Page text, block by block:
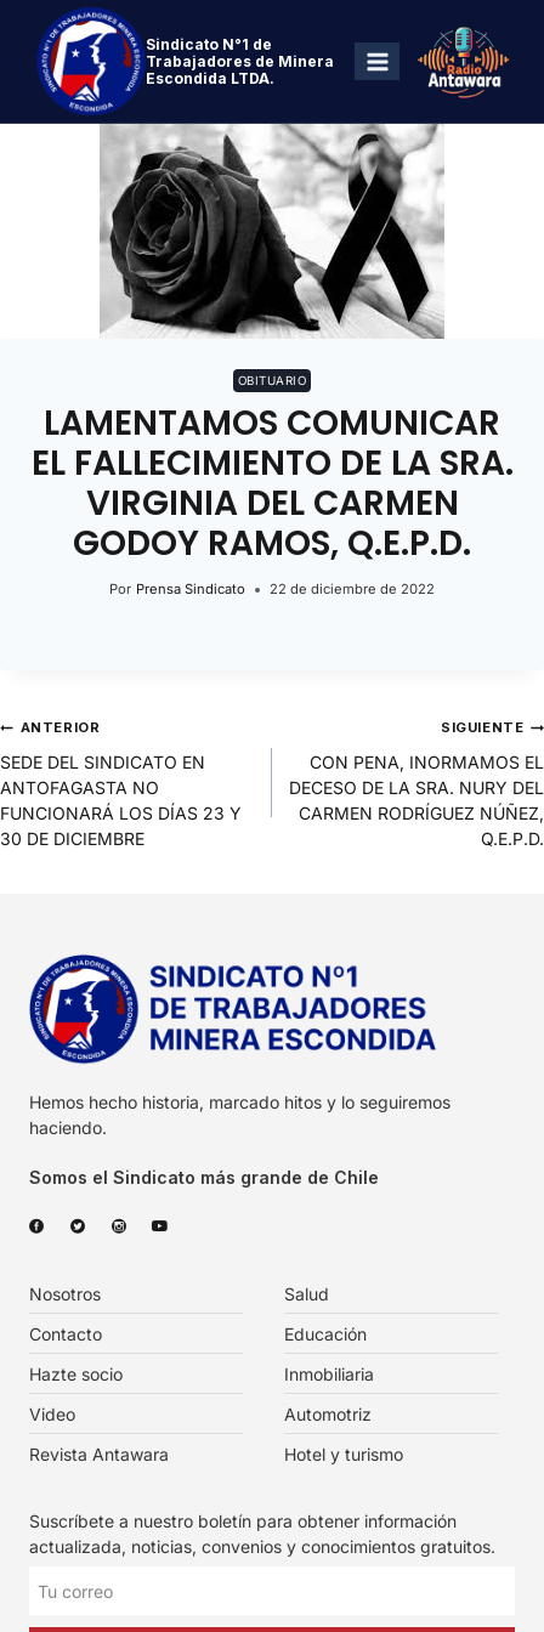
Sindicato N°1 de
Trabajadores de Minera
Escondida LTDA.
OBITUARIO
LAMENTAMOS COMUNICAR
EL FALLECIMIENTO DE LA SRA.
VIRGINIA DEL CARMEN
GODOY RAMOS, Q.E.P.D.
Por Prensa Sindicato 22 de diciembre de 2022
ANTERIOR
SEDE DEL SINDICATO EN
ANTOFAGASTA NO
FUNCIONARÁ LOS DÍAS 23 Y
30 DE DICIEMBRE
SIGUIENTE
CON PENA, INORMAMOS EL
DECESO DE LA SRA. NURY DEL
CARMEN RODRÍGUEZ NÚÑEZ,
Q.E.P.D.
Hemos hecho historia, marcado hitos y lo seguiremos
haciendo.
Somos el Sindicato más grande de Chile
Nosotros
Contacto
Hazte socio
Video
Revista Antawara
Salud
Educación
Inmobiliaria
Automotriz
Hotel y turismo
Suscríbete a nuestro boletín para obtener información
actualizada, noticias, convenios y conocimientos gratuitos.